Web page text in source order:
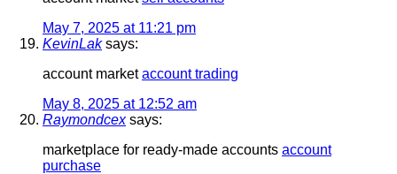
May 7, 2025 at 11:21 pm
KevinLak says:
account marketaccount trading
May 8, 2025 at 12:52 am
Raymondcex says:
marketplace for ready-made accounts account
purchase